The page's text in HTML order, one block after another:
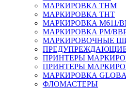
МАРКИРОВКА THM
МАРКИРОВКА THT
МАРКИРОВКА M611/
МАРКИРОВКА PM/
МАРКИРОВОЧНЫЕ
ПРИНТЕРЫ
ПРИНТЕРЫ
МАРКИРОВКА
ФЛОМАСТЕРЫ